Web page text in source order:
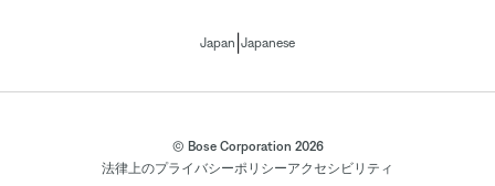
Japan Japanese
© Bose Corporation 2026
法律上のプライバシーポリシーアクセシビリティ